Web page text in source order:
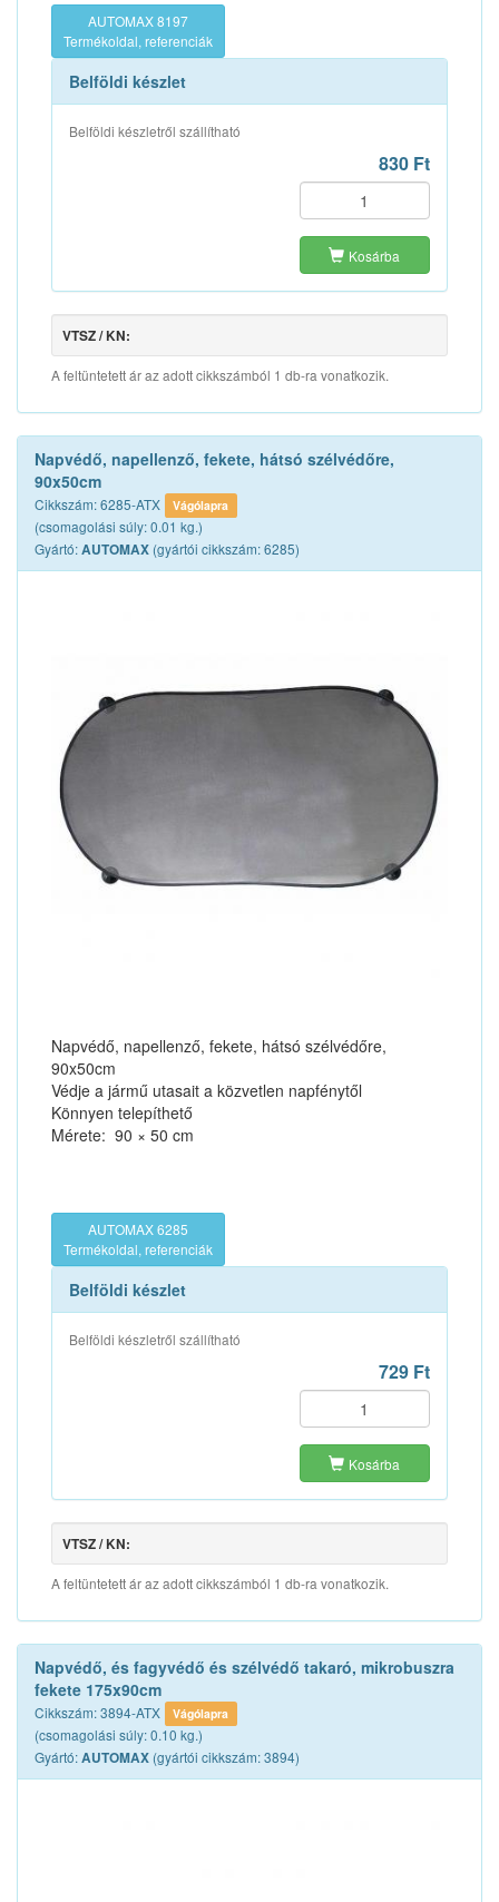
AUTOMAX 8197
Termékoldal, referenciák
Belföldi készlet
Belföldi készletről szállítható
830 Ft
Kosárba
VTSZ / KN:
A feltüntetett ár az adott cikkszámból 1 db-ra vonatkozik.
Napvédő, napellenző, fekete, hátsó szélvédőre,
90x50cm
Cikkszám: 6285-ATX Vágólapra
(csomagolási súly: 0.01 kg.)
Gyártó:AUTOMAX (gyártói cikkszám: 6285)
Napvédő, napellenző, fekete, hátsó szélvédőre,
90x50cm
Védje a jármű utasait a közvetlen napfénytől
Könnyen telepíthető
Mérete: 90 × 50 cm
AUTOMAX 6285
Termékoldal, referenciák
Belföldi készlet
Belföldi készletről szállítható
729 Ft
Kosárba
VTSZ / KN:
A feltüntetett ár az adott cikkszámból 1 db-ra vonatkozik.
Napvédő, és fagyvédő és szélvédő takaró, mikrobuszra
fekete 175x90cm
Cikkszám: 3894-ATX Vágólapra
(csomagolási súly: 0.10 kg.)
Gyártó:AUTOMAX (gyártói cikkszám: 3894)